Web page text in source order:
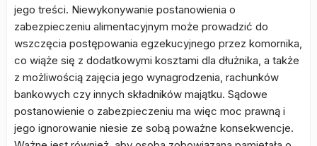
jego treści. Niewykonywanie postanowienia o
zabezpieczeniu alimentacyjnym może prowadzić do
wszczęcia postępowania egzekucyjnego przez komornika,
co wiąże się z dodatkowymi kosztami dla dłużnika, a także
z możliwością zajęcia jego wynagrodzenia, rachunków
bankowych czy innych składników majątku. Sądowe
postanowienie o zabezpieczeniu ma więc moc prawną i
jego ignorowanie niesie ze sobą poważne konsekwencje.